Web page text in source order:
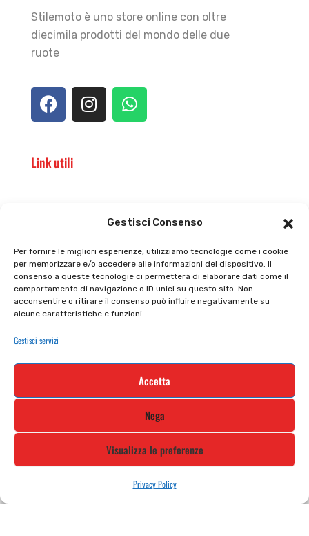
Gestisci Consenso
Per fornire le migliori esperienze, utilizziamo tecnologie come i cookie
per memorizzare e/o accedere alle informazioni del dispositivo. Il
consenso a queste tecnologie ci permetterà di elaborare dati come il
comportamento di navigazione o ID unici su questo sito. Non
acconsentire o ritirare il consenso può influire negativamente su
alcune caratteristiche e funzioni.
Gestisci servizi
Accetta
Nega
Visualizza le preferenze
Privacy Policy
Stilemoto è uno store online con oltre
diecimila prodotti del mondo delle due
ruote
Link utili
Privacy policy
Cookie policy
Tutti prodotti
Termini e condizioni
Iscriviti alla nostra newsletter e rimani